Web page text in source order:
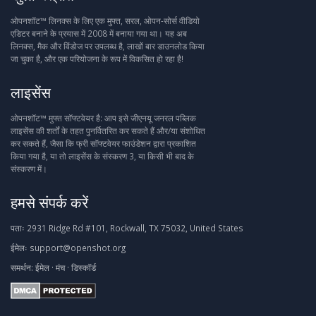
ओपनशॉट™ लिनक्स के लिए एक मुफ्त, सरल, ओपन-सोर्स वीडियो
एडिटर बनाने के प्रयास में 2008 में बनाया गया था। यह अब
लिनक्स, मैक और विंडोज पर उपलब्ध है, लाखों बार डाउनलोड किया
जा चुका है, और एक परियोजना के रूप में विकसित हो रहा है!
लाइसेंस
ओपनशॉट™ मुफ्त सॉफ्टवेयर है: आप इसे जीएनयू जनरल पब्लिक
लाइसेंस की शर्तों के तहत पुनर्वितरित कर सकते हैं और/या संशोधित
कर सकते हैं, जैसा कि फ्री सॉफ्टवेयर फाउंडेशन द्वारा प्रकाशित
किया गया है, या तो लाइसेंस के संस्करण 3, या किसी भी बाद के
संस्करण में।
हमसे संपर्क करें
पताः 2931 Ridge Rd #101, Rockwall, TX 75032, United States
ईमेलः support@openshot.org
समर्थन: ईमेल · मंच· डिस्कॉर्ड